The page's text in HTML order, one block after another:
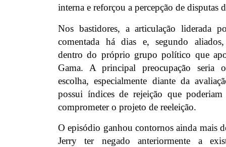
interna e reforçou a percepção de disputas
Nos bastidores, a articulação liderada
comentada há dias e, segundo aliados,
dentro do próprio grupo político que
Gama. A principal preocupação seria
escolha, especialmente diante da
possui índices de rejeição que
comprometer o projeto de reeleição.
O episódio ganhou contornos ainda mais
Jerry ter negado anteriormente a